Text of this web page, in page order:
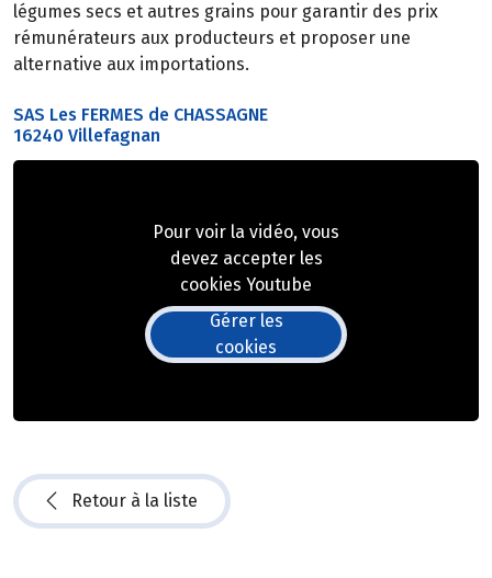
légumes secs et autres grains pour garantir des prix
rémunérateurs aux producteurs et proposer une
alternative aux importations.
SAS Les FERMES de CHASSAGNE
16240 Villefagnan
Pour voir la vidéo, vous
devez accepter les
cookies Youtube
Gérer les
cookies
Retour à la liste